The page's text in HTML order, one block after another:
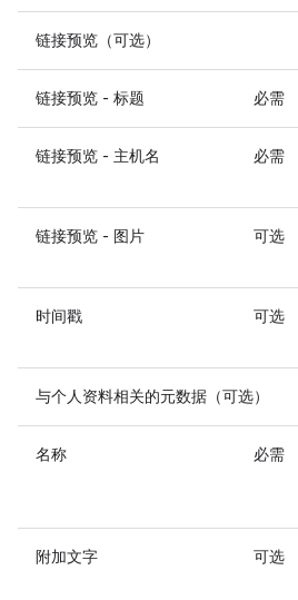
链接预览（可选）
链接预览 - 标题 必需
链接预览 - 主机名 必需
链接预览 - 图片 可选
时间戳 可选
与个人资料相关的元数据（可选）
名称 必需
附加文字 可选